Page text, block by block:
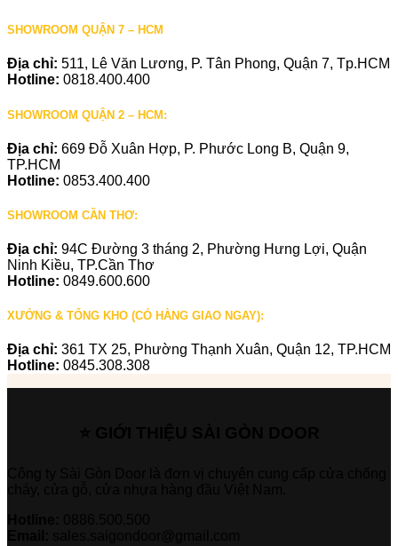
SHOWROOM QUẬN 7 – HCM
Địa chỉ: 511, Lê Văn Lương, P. Tân Phong, Quận 7, Tp.HCM
Hotline: 0818.400.400
SHOWROOM QUẬN 2 – HCM:
Địa chỉ: 669 Đỗ Xuân Hợp, P. Phước Long B, Quận 9,
TP.HCM
Hotline: 0853.400.400
SHOWROOM CẦN THƠ:
Địa chỉ: 94C Đường 3 tháng 2, Phường Hưng Lợi, Quận
Ninh Kiều, TP.Cần Thơ
Hotline: 0849.600.600
XƯỞNG & TỔNG KHO (CÓ HÀNG GIAO NGAY):
Địa chỉ: 361 TX 25, Phường Thạnh Xuân, Quận 12, TP.HCM
Hotline: 0845.308.308